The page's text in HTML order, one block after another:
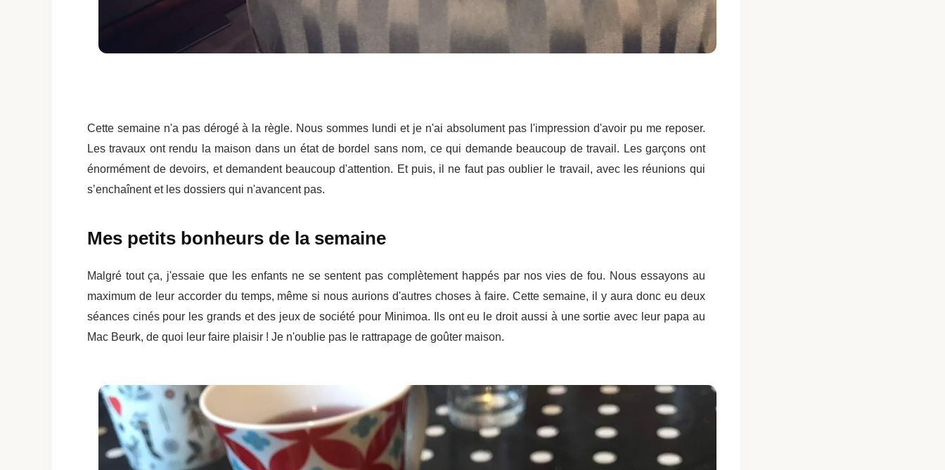
Cette semaine n'a pas dérogé à la règle. Nous sommes lundi et je n'ai absolument pas l'impression d'avoir pu me reposer.
Les travaux ont rendu la maison dans un état de bordel sans nom, ce qui demande beaucoup de travail. Les garçons ont
énormément de devoirs, et demandent beaucoup d'attention. Et puis, il ne faut pas oublier le travail, avec les réunions qui
s’enchaînent et les dossiers qui n'avancent pas.
Mes petits bonheurs de la semaine
Malgré tout ça, j'essaie que les enfants ne se sentent pas complètement happés par nos vies de fou. Nous essayons au
maximum de leur accorder du temps, même si nous aurions d'autres choses à faire. Cette semaine, il y aura donc eu deux
séances cinés pour les grands et des jeux de société pour Minimoa. Ils ont eu le droit aussi à une sortie avec leur papa au
Mac Beurk, de quoi leur faire plaisir ! Je n'oublie pas le rattrapage de goûter maison.